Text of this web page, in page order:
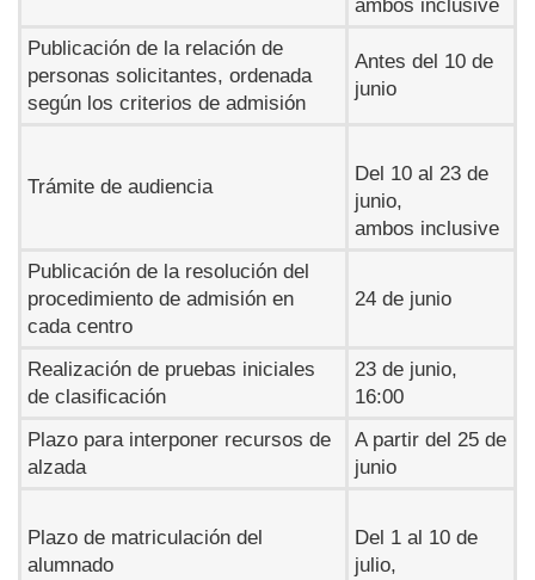
ambos inclusive
Publicación de la relación de
personas solicitantes, ordenada
según los criterios de admisión
Antes del 10 de
junio
Trámite de audiencia
Del 10 al 23 de
junio,
ambos inclusive
Publicación de la resolución del
procedimiento de admisión en
cada centro
24 de junio
Realización de pruebas iniciales
de clasificación
23 de junio,
16:00
Plazo para interponer recursos de
alzada
A partir del 25 de
junio
Plazo de matriculación del
alumnado
Del 1 al 10 de
julio,